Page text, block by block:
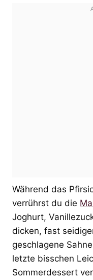
Während das
verrührst du die
Joghurt,
dicken, fast
geschlagene
letzte bisschen
Sommerdessert